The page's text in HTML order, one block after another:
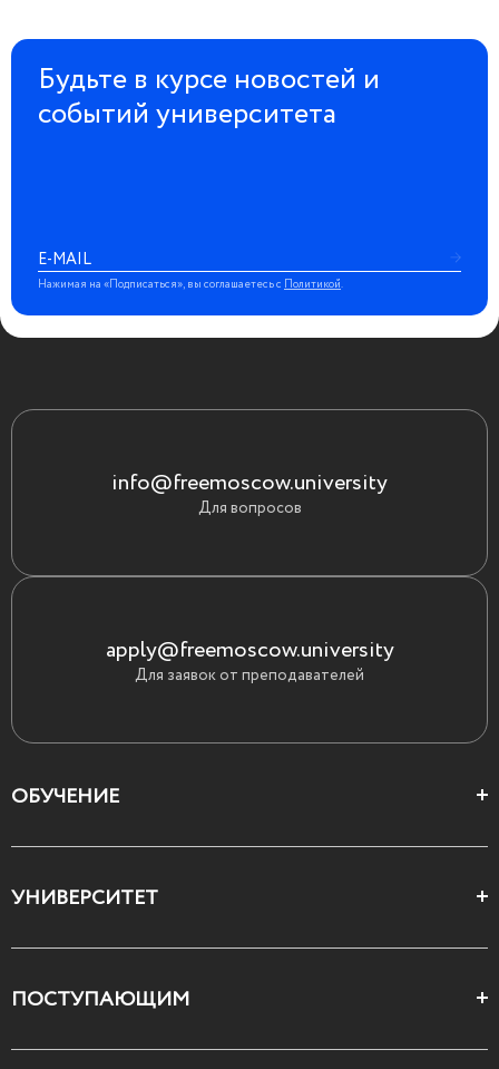
Будьте в курсе новостей и
событий университета
Нажимая на «Подписаться», вы соглашаетесь с Политикой.
info@freemoscow.university
Для вопросов
apply@freemoscow.university
Для заявок от преподавателей
ОБУЧЕНИЕ
Все курсы
УНИВЕРСИТЕТ
Декларация ценностей
ПОСТУПАЮЩИМ